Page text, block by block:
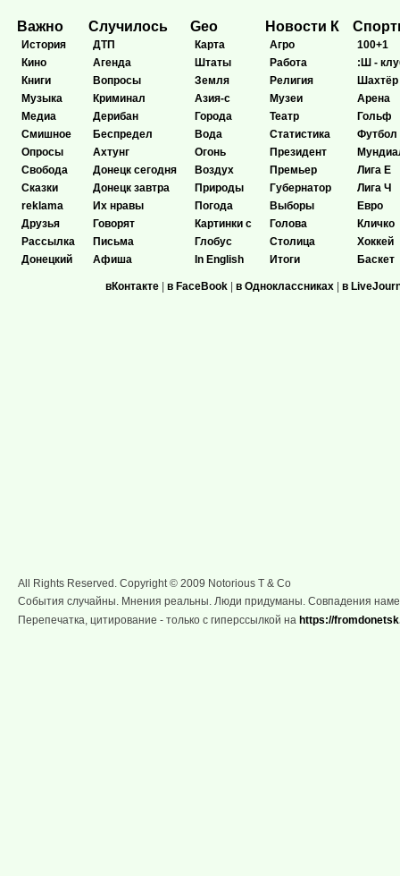
Важно
История
Кино
Книги
Музыка
Медиа
Смишное
Опросы
Свобода
Сказки
reklama
Друзья
Рассылка
Донецкий
Случилось
ДТП
Агенда
Вопросы
Криминал
Дерибан
Беспредел
Ахтунг
Донецк сегодня
Донецк завтра
Их нравы
Говорят
Письма
Афиша
Geo
Карта
Штаты
Земля
Азия-с
Города
Вода
Огонь
Воздух
Природы
Погода
Картинки с
Глобус
In English
Новости К
Агро
Работа
Религия
Музеи
Театр
Статистика
Президент
Премьер
Губернатор
Выборы
Голова
Столица
Итоги
100+1
:Ш -
Шахтёр
Арена
Гольф
Футбол
Лига Е
Лига Ч
Евро
Кличко
Хоккей
Баскет
вКонтакте | в FaceBook | в Одноклассниках | в
All Rights Reserved. Copyright © 2009 Notorious T & Co
События случайны. Мнения реальны. Люди придуманы. Совпадения
Перепечатка, цитирование - только с гиперссылкой на https://